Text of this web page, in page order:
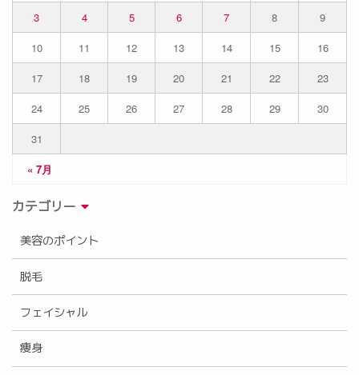
« 7月
3 4 5 6 7 8
9
10
11 12 13 14 15
16
17
18 19 20 21 22
23
24
25 26 27 28 29
30
31
カテゴリー
美容のポイント
脱毛
フェイシャル
痩身